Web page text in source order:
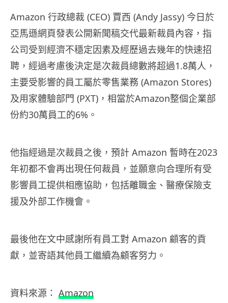
Amazon 行政總裁 (CEO) 賈西 (Andy Jassy) 今日於
亞馬遜網頁發表公開新聞稿交代最新裁員內容，指
公司受到經濟不穩定因素及經歷過去幾年的快速招
聘，經過考慮後決定是次裁員總數將超過1.8萬人，
主要受影響的員工屬於零售業務 (Amazon Stores)
及用家體驗部門 (PXT)，相當於Amazon整個企業部
份約30萬員工的6%。
他指經過是次裁員之後，預計 Amazon 暫時在2023
年初都不會再出現任何裁員，並願意向合理所有受
影響員工提供相應協助，包括離職金、醫療保險支
援及外部工作機會。
最後他在文中感謝所有員工對 Amazon 顧客的貢
獻，並寄語其他員工繼續為顧客努力。
資料來源： Amazon